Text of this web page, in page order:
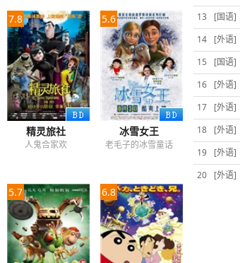
7.8
精灵旅社
人鬼合家欢
5.6
冰雪女王
老毛子的冰雪童话
5.7 6.8
13
[国语]
14
[外语]
15
[国语]
16
[外语]
17
[外语]
18
[外语]
19
[外语]
20
[外语]